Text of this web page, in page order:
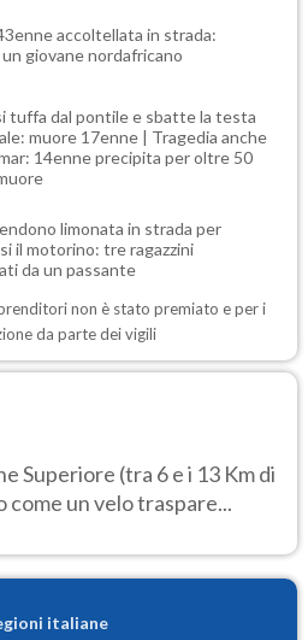
accoltellata in strada:
giovane nordafricano
tuffa dal pontile e sbatte la testa
muore 17enne | Tragedia anche
14enne precipita per oltre 50
limonata in strada per
il motorino: tre ragazzini
da un passante
non è stato premiato e per i
da parte dei vigili
Superiore (tra 6 e i 13 Km di
come un velo traspare...
italiane